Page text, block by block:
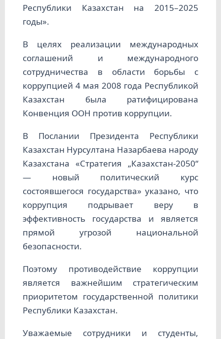
Республики Казахстан на 2015–2025
годы».
В целях реализации международных
соглашений и международного
сотрудничества в области борьбы с
коррупцией 4 мая 2008 года Республикой
Казахстан была ратифицирована
Конвенция ООН против коррупции.
В Послании Президента Республики
Казахстан Нурсултана Назарбаева народу
Казахстана «Стратегия „Казахстан-2050“
— новый политический курс
состоявшегося государства» указано, что
коррупция подрывает веру в
эффективность государства и является
прямой угрозой национальной
безопасности.
Поэтому противодействие коррупции
является важнейшим стратегическим
приоритетом государственной политики
Республики Казахстан.
Уважаемые сотрудники и студенты,